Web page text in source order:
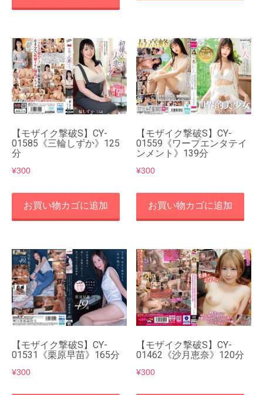
【モザイク撃破S】CY-
01585《三輪しずか》125
分
¥300
お買い物カゴに追加
【モザイク撃破S】CY-
01559《ワープエンタテイ
ンメント》139分
¥300
お買い物カゴに追加
【モザイク撃破S】CY-
01531《栗原早苗》165分
¥300
【モザイク撃破S】CY-
01462《沙月恵奈》120分
¥300